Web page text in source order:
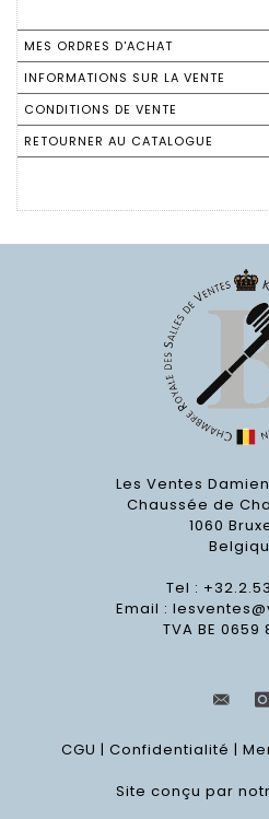
MES ORDRES D'ACHAT
INFORMATIONS SUR LA VENTE
CONDITIONS DE VENTE
RETOURNER AU CATALOGUE
Les Ventes
Chaussée de
1060
Tel :
Email :
TVA BE 0659
CGU | Confidentialité |
Site conçu par